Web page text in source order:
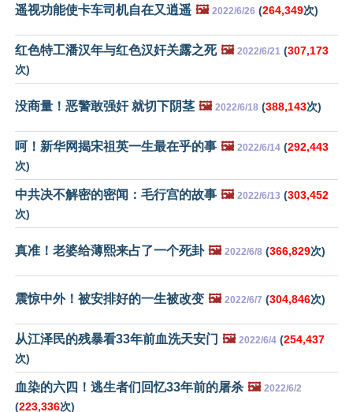
遥视功能使卡车司机自在又逍遥 🖼️ 2022/6/26 (264,349次)
红色特工潘汉年与红色汉奸关露之死 🖼️ 2022/6/21 (307,173
次)
没商量！恶警敢强奸 就切下阴茎 🖼️ 2022/6/18 (388,143次)
呵！新华网揭宋祖英一生最在乎的事 🖼️ 2022/6/14 (292,443
次)
中共决不解密的密闻：毛行宫的故事 🖼️ 2022/6/13 (303,452
次)
真准！老婆给薄熙来占了一个死卦 🖼️ 2022/6/8 (366,829次)
震惊中外！被安排好的一生被改变 🖼️ 2022/6/7 (304,846次)
从江泽民的残暴看33年前血洗天安门 🖼️ 2022/6/4 (254,437
次)
血染的六四！逃生者们回忆33年前的屠杀 🖼️ 2022/6/2
(223,336次)